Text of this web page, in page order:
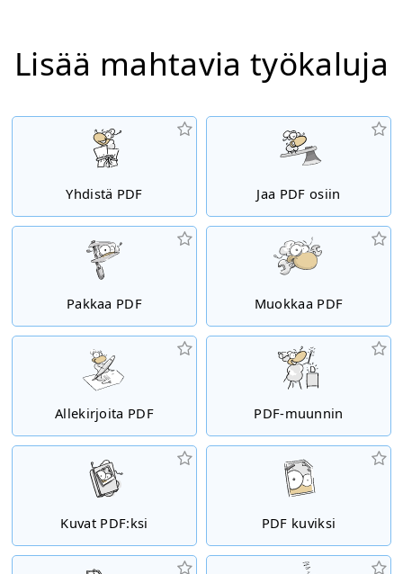
Lisää mahtavia työkaluja
Yhdistä PDF Jaa PDF osiin
Pakkaa PDF Muokkaa PDF
Allekirjoita PDF PDF-muunnin
Kuvat PDF:ksi PDF kuviksi